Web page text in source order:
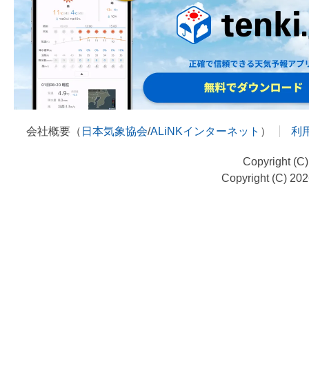
会社概要（ 日本気象協会/ALiNKインターネット ） 利
Copyright
Copyright (C)